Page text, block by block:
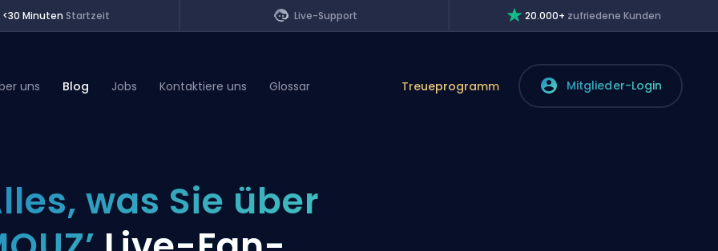
<30 Minuten Startzeit Live-Support 20.000+ zufriedene Kunden
uns Blog Jobs Kontaktiere uns Glossar Treueprogramm Mitglieder-Login
was Sie über